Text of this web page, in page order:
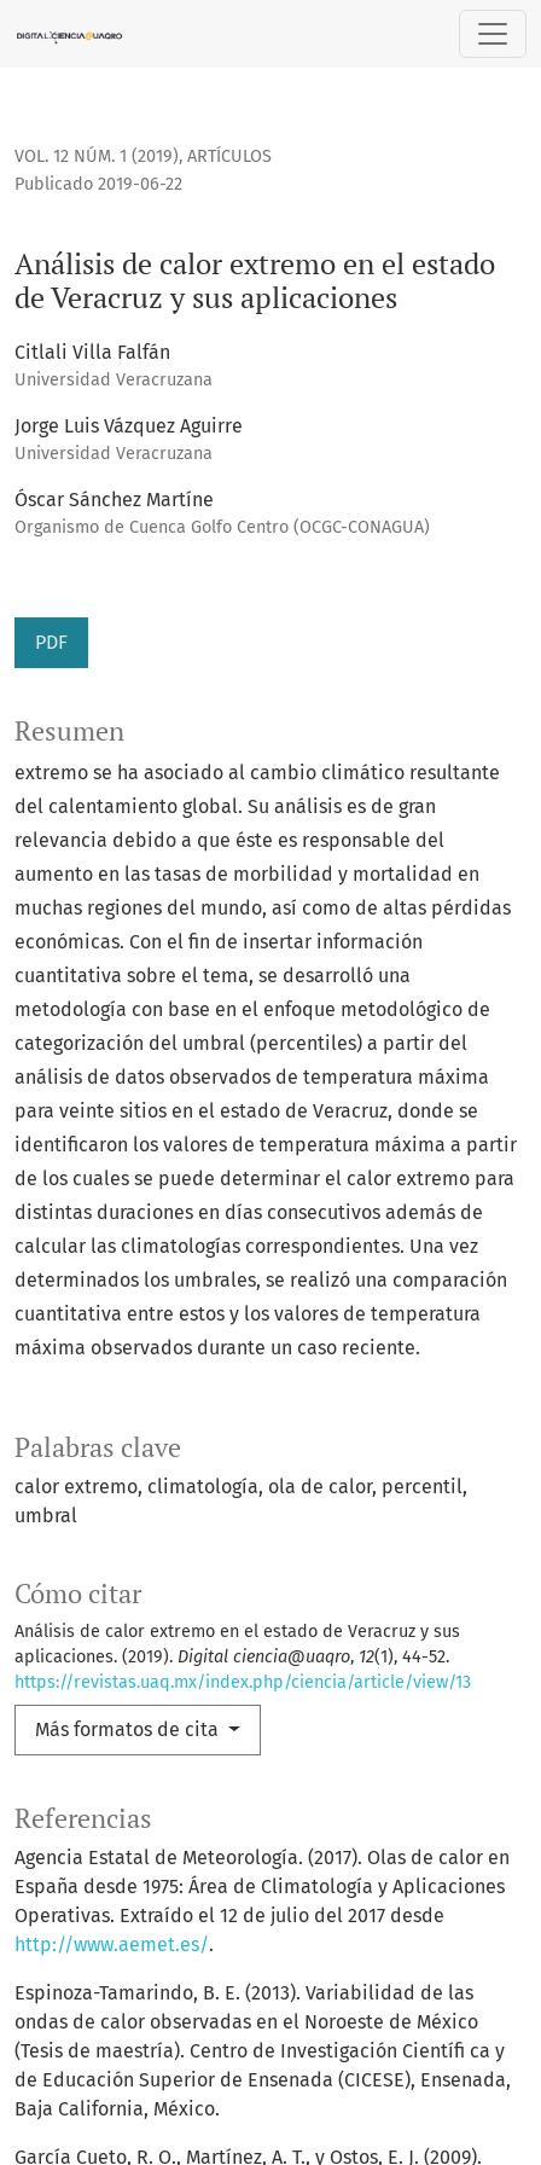
Análisis de calor extremo en el estado de Veracruz y sus
VOL. 12 NÚM. 1 (2019), ARTÍCULOS
Análisis de calor extremo en el estado
de Veracruz y sus aplicaciones
Publicado 2019-06-22
Citlali Villa Falfán
Universidad Veracruzana
Jorge Luis Vázquez Aguirre
Universidad Veracruzana
Óscar Sánchez Martíne
Organismo de Cuenca Golfo Centro (OCGC-CONAGUA)
PDF
Palabras clave
calor extremo climatología ola de calor percentil
umbral
Cómo citar
Análisis de calor extremo en el estado de Veracruz y sus
aplicaciones. (2019). Digital ciencia@uaqro, 12(1), 44-52.
https://revistas.uaq.mx/index.php/ciencia/article/view/13
Más formatos de cita
Resumen
extremo se ha asociado al cambio climático resultante
del calentamiento global. Su análisis es de gran
relevancia debido a que éste es responsable del
aumento en las tasas de morbilidad y mortalidad en
muchas regiones del mundo, así como de altas pérdidas
económicas. Con el fin de insertar información
cuantitativa sobre el tema, se desarrolló una
metodología con base en el enfoque metodológico de
categorización del umbral (percentiles) a partir del
análisis de datos observados de temperatura máxima
para veinte sitios en el estado de Veracruz, donde se
identificaron los valores de temperatura máxima a partir
de los cuales se puede determinar el calor extremo para
distintas duraciones en días consecutivos además de
calcular las climatologías correspondientes. Una vez
determinados los umbrales, se realizó una comparación
cuantitativa entre estos y los valores de temperatura
máxima observados durante un caso reciente.
Referencias
Agencia Estatal de Meteorología. (2017). Olas de calor en
España desde 1975: Área de Climatología y Aplicaciones
Operativas. Extraído el 12 de julio del 2017 desde
http://www.aemet.es/.
Espinoza-Tamarindo, B. E. (2013). Variabilidad de las
ondas de calor observadas en el Noroeste de México
(Tesis de maestría). Centro de Investigación Científi ca y
de Educación Superior de Ensenada (CICESE), Ensenada,
Baja California, México.
García Cueto, R. O., Martínez, A. T., y Ostos, E. J. (2009).